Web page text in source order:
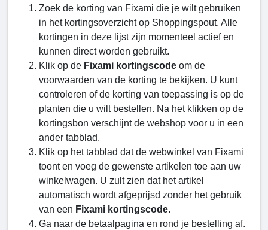
Zoek de korting van Fixami die je wilt gebruiken
in het kortingsoverzicht op Shoppingspout. Alle
kortingen in deze lijst zijn momenteel actief en
kunnen direct worden gebruikt.
Klik op de Fixami kortingscode om de
voorwaarden van de korting te bekijken. U kunt
controleren of de korting van toepassing is op de
planten die u wilt bestellen. Na het klikken op de
kortingsbon verschijnt de webshop voor u in een
ander tabblad.
Klik op het tabblad dat de webwinkel van Fixami
toont en voeg de gewenste artikelen toe aan uw
winkelwagen. U zult zien dat het artikel
automatisch wordt afgeprijsd zonder het gebruik
van een Fixami kortingscode.
Ga naar de betaalpagina en rond je bestelling af.